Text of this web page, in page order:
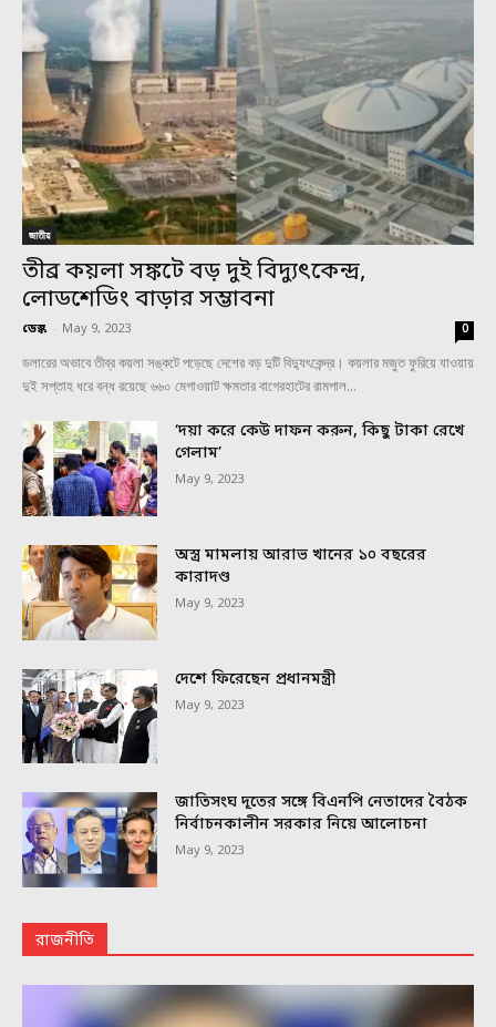
জাতীয়
তীব্র কয়লা সঙ্কটে বড় দুই বিদ্যুৎকেন্দ্র,
লোডশেডিং বাড়ার সম্ভাবনা
ডেস্ক - May 9, 2023 0
ডলারের অভাবে তীব্র কয়লা সঙ্কটে পড়েছে দেশের বড় দুটি বিদ্যুৎকেন্দ্র। কয়লার মজুত ফুরিয়ে যাওয়ায়
দুই সপ্তাহ ধরে বন্ধ রয়েছে ৬৬০ মেগাওয়াট ক্ষমতার বাগেরহাটের রামপাল...
‘দয়া করে কেউ দাফন করুন, কিছু টাকা রেখে
গেলাম’
May 9, 2023
অস্ত্র মামলায় আরাভ খানের ১০ বছরের
কারাদণ্ড
May 9, 2023
দেশে ফিরেছেন প্রধানমন্ত্রী
May 9, 2023
জাতিসংঘ দূতের সঙ্গে বিএনপি নেতাদের বৈঠক
নির্বাচনকালীন সরকার নিয়ে আলোচনা
May 9, 2023
রাজনীতি